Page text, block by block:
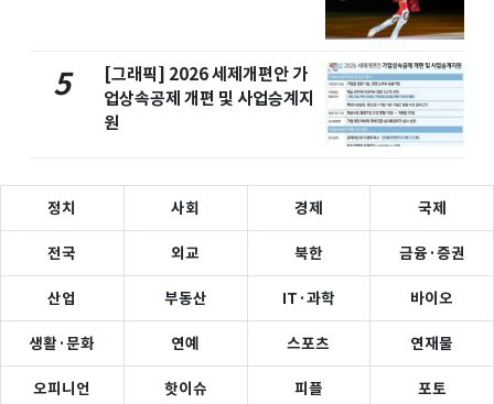
5
[그래픽] 2026 세제개편안 가
업상속공제 개편 및 사업승계지
원
정치 사회 경제 국제
전국 외교 북한 금융·증권
산업 부동산 IT·과학 바이오
생활·문화 연예 스포츠 연재물
오피니언 핫이슈 피플 포토